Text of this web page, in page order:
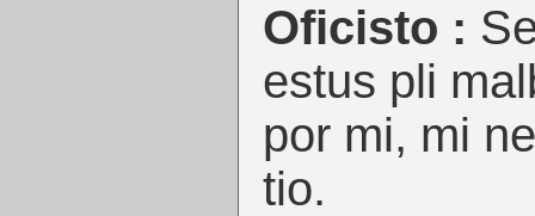
Oficisto :
estus pli
por mi, mi
tio.